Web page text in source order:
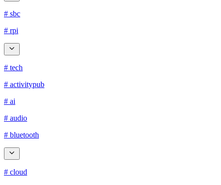
# sbc
# rpi
# tech
# activitypub
# ai
# audio
# bluetooth
# cloud